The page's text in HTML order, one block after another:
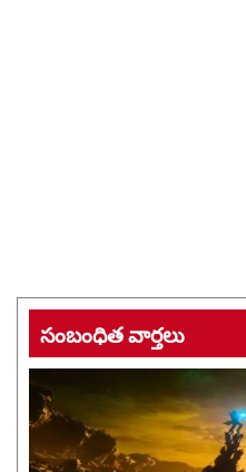
సంబంధిత వార్తలు